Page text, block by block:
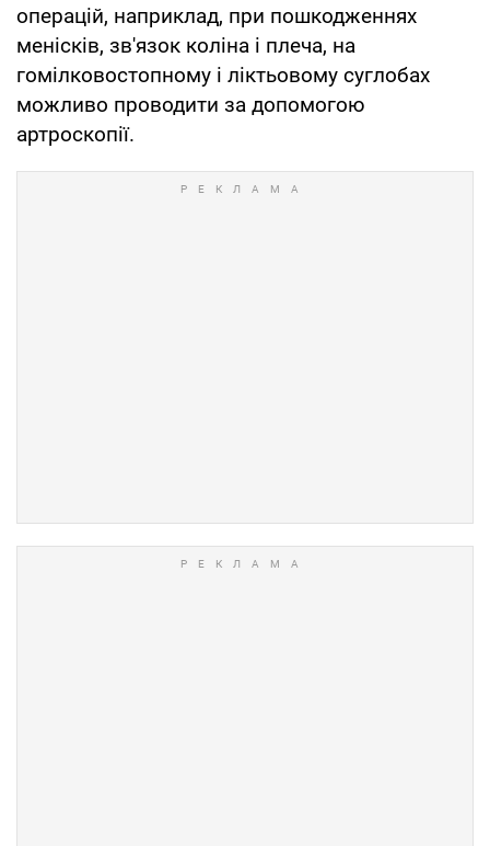
операцій, наприклад, при пошкодженнях
менісків, зв'язок коліна і плеча, на
гомілковостопному і ліктьовому суглобах
можливо проводити за допомогою
артроскопії.